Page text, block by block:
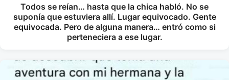
Todos se reían… hasta que la chica habló. No se
suponía que estuviera allí. Lugar equivocado. Gente
equivocada. Pero de alguna manera… entró como si
perteneciera a ese lugar.